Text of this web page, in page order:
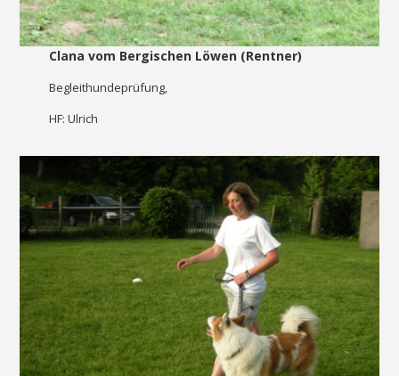
Clana vom Bergischen Löwen (Rentner)
Begleithundeprüfung,
HF: Ulrich